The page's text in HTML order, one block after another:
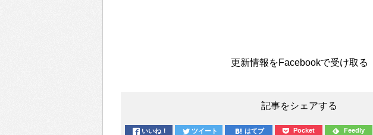
更新情報をFacebookで受け取る
記事をシェアする
いいね！ ツイート はてブ Pocket Feedly